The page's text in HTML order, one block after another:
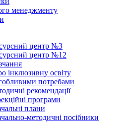
менеджменту
центр №3
центр №12
інклюзивну освіту
потребами
рекомендації
програми
плани
методичні посібники